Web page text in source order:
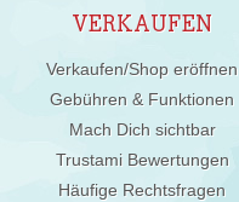
VERKAUFEN
Verkaufen/Shop eröffnen
Gebühren & Funktionen
Mach Dich sichtbar
Trustami Bewertungen
Häufige Rechtsfragen